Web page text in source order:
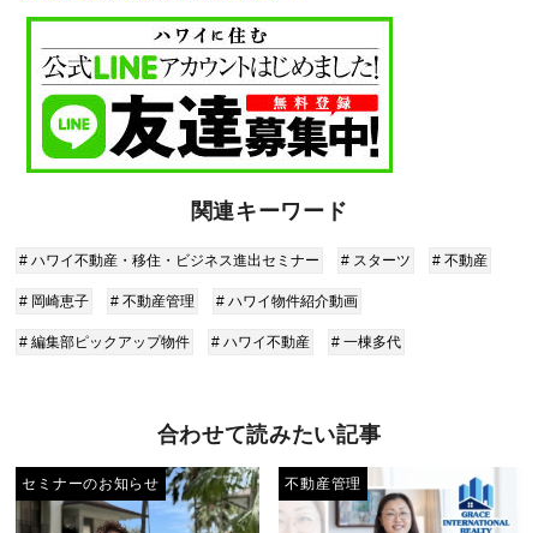
関連キーワード
# ハワイ不動産・移住・ビジネス進出セミナー # スターツ # 不動産
# 岡崎恵子 # 不動産管理 # ハワイ物件紹介動画
# 編集部ピックアップ物件 # ハワイ不動産 # 一棟多代
合わせて読みたい記事
セミナーのお知らせ 不動産管理